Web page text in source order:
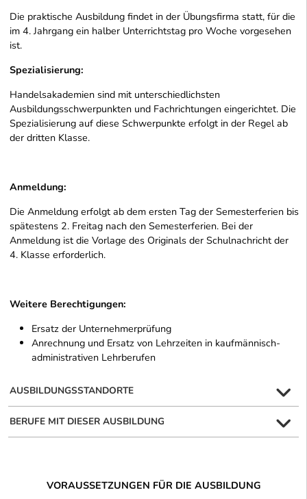
Die praktische Ausbildung findet in der Übungsfirma statt, für die
im 4. Jahrgang ein halber Unterrichtstag pro Woche vorgesehen
ist.
Spezialisierung:
Handelsakademien sind mit unterschiedlichsten
Ausbildungsschwerpunkten und Fachrichtungen eingerichtet. Die
Spezialisierung auf diese Schwerpunkte erfolgt in der Regel ab
der dritten Klasse.
Anmeldung:
Die Anmeldung erfolgt ab dem ersten Tag der Semesterferien bis
spätestens 2. Freitag nach den Semesterferien. Bei der
Anmeldung ist die Vorlage des Originals der Schulnachricht der
4. Klasse erforderlich.
Weitere Berechtigungen:
Ersatz der Unternehmerprüfung
Anrechnung und Ersatz von Lehrzeiten in kaufmännisch-
administrativen Lehrberufen
AUSBILDUNGSSTANDORTE
BERUFE MIT DIESER AUSBILDUNG
VORAUSSETZUNGEN FÜR DIE AUSBILDUNG